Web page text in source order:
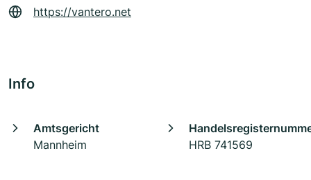
https://vantero.net
Info
Amtsgericht
Mannheim
HRB 741569